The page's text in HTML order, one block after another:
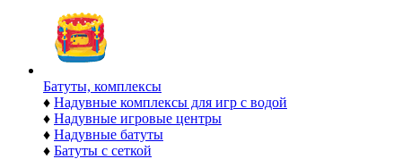
Батуты, комплексы
♦ Надувные комплексы для игр с водой
♦ Надувные игровые центры
♦ Надувные батуты
♦ Батуты с сеткой